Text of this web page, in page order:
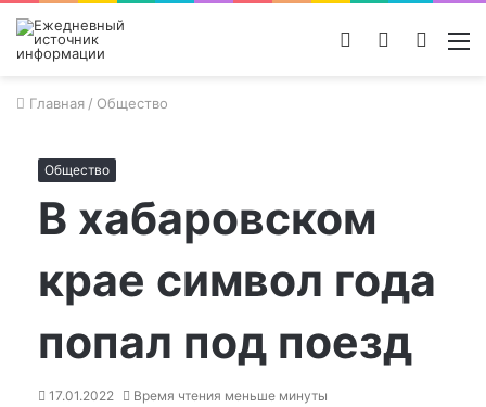
Поиск
Switch
Войти
Главная / Общество
Общество
В хабаровском
крае символ года
попал под поезд
17.01.2022 Время чтения меньше минуты